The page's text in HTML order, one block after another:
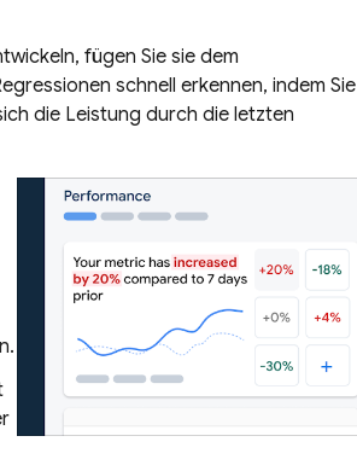
fügen Sie sie dem
schnell erkennen, indem Sie
die Leistung durch die letzten